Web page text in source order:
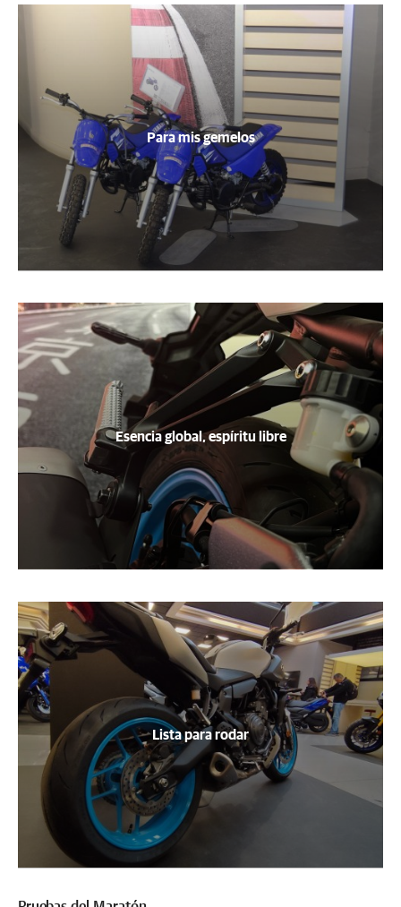
Para mis gemelos
Esencia global, espíritu libre
Lista para rodar